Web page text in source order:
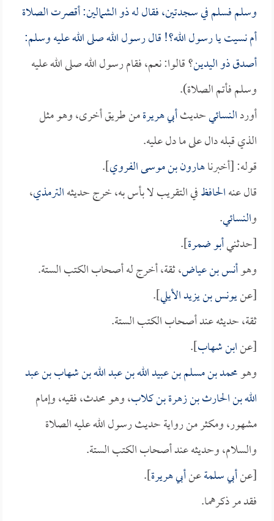
وسلم فسلم في سجدتين، فقال لهذو الشمالين: أقصرت الصلاة
أم نسيت يا رسول الله؟! قال رسول الله صلى الله عليه وسلم:
أصدقذو اليدين؟ قالوا: نعم، فقام رسول الله صلى الله عليه
وسلم فأتم الصلاة).
أوردالنسائيحديثأبي هريرةمن طريق أخرى، وهو مثل
الذي قبله دال على ما دل عليه.
قوله: [أخبرناهارون بن موسى الفروي].
قال عنهالحافظفي التقريب لا بأس به، خرج حديثهالترمذي،
والنسائي.
[حدثنيأبو ضمرة].
وهوأنس بن عياض، ثقة، أخرج له أصحاب الكتب الستة.
[عنيونس بن يزيد الأيلي].
ثقة، حديثه عند أصحاب الكتب الستة.
[عنابن شهاب].
وهومحمد بن مسلم بن عبيد الله بن عبد الله بن شهاب بن عبد
الله بن الحارث بن زهرة بن كلاب، وهو محدث، فقيه، وإمام
مشهور، ومكثر من رواية حديث رسول الله عليه الصلاة
والسلام، وحديثه عند أصحاب الكتب الستة.
[عنأبي سلمةعنأبي هريرة].
فقد مر ذكرهما.